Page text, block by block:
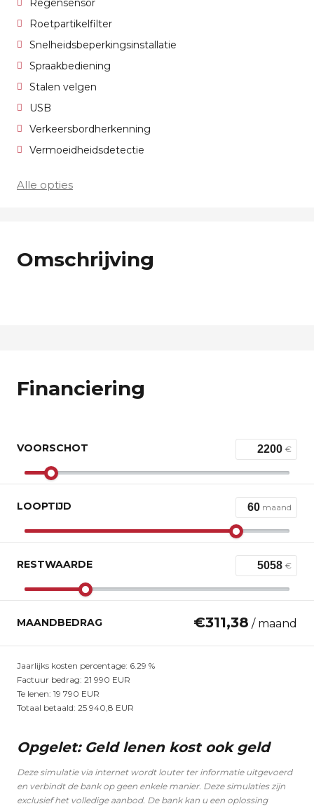
Regensensor
Roetpartikelfilter
Snelheidsbeperkingsinstallatie
Spraakbediening
Stalen velgen
USB
Verkeersbordherkenning
Vermoeidheidsdetectie
Alle opties
Omschrijving
Financiering
VOORSCHOT €
LOOPTIJD maand
RESTWAARDE €
MAANDBEDRAG €311,38 / maand
Jaarlijks kosten percentage: 6.29 %
Factuur bedrag: 21 990 EUR
Te lenen: 19 790 EUR
Totaal betaald: 25 940,8 EUR
Opgelet: Geld lenen kost ook geld
Deze simulatie via internet wordt louter ter informatie uitgevoerd
en verbindt de bank op geen enkele manier. Deze simulaties zijn
exclusief het volledige aanbod. De bank kan u een oplossing